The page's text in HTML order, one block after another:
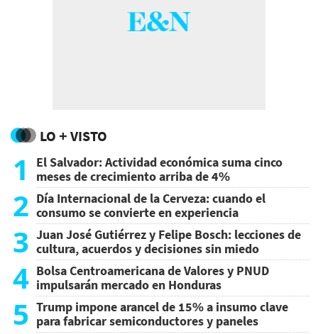
LO + VISTO
1
El Salvador: Actividad económica suma cinco
meses de crecimiento arriba de 4%
2 Día Internacional de la Cerveza: cuando el
consumo se convierte en experiencia
3 Juan José Gutiérrez y Felipe Bosch: lecciones de
cultura, acuerdos y decisiones sin miedo
4 Bolsa Centroamericana de Valores y PNUD
impulsarán mercado en Honduras
5 Trump impone arancel de 15% a insumo clave
para fabricar semiconductores y paneles